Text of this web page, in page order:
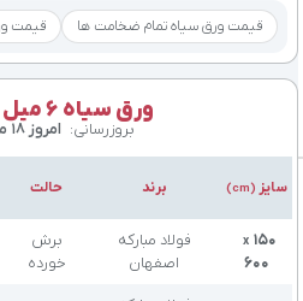
قیمت ورق سیاه تمام ضخامت ها قیمت ورق
ورق سیاه 6 میل عرض 150
بروزرسانی: امروز ۱۸ مرداد
سایز برند حالت
۱۵۰ x
۶۰۰
فولاد مبارکه
اصفهان
برش
خورده